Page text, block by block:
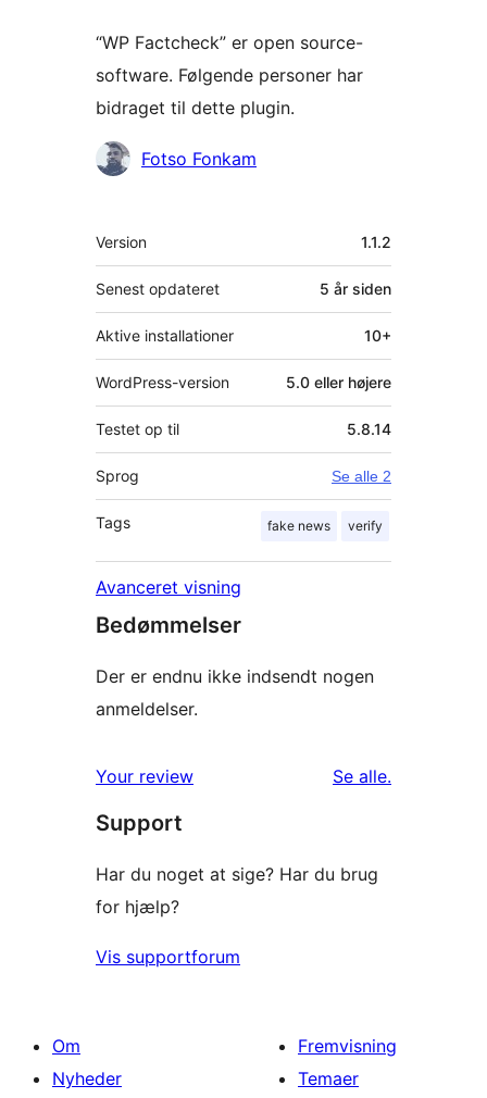
“WP Factcheck” er open source-
software. Følgende personer har
bidraget til dette plugin.
Bidragsydere
Fotso Fonkam
Meta
Version 1.1.2
Senest opdateret 5 år siden
Aktive installationer 10+
WordPress-version 5.0 eller højere
Testet op til 5.8.14
Sprog Se alle 2
Tags fake news verify
Avanceret visning
Bedømmelser
Der er endnu ikke indsendt nogen
anmeldelser.
Your review Se alleanmeldelser
.
Support
Har du noget at sige? Har du brug
for hjælp?
Vis supportforum
Om
Nyheder
Fremvisning
Temaer